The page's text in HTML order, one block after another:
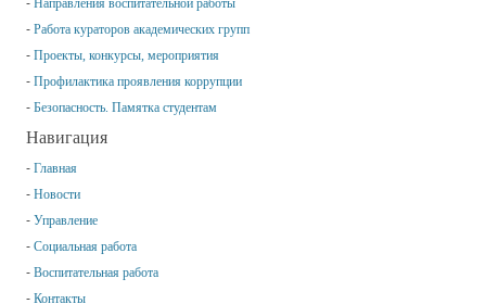
Направления воспитательной работы
Работа кураторов академических групп
Проекты, конкурсы, мероприятия
Профилактика проявления коррупции
Безопасность. Памятка студентам
Навигация
Главная
Новости
Управление
Социальная работа
Воспитательная работа
Контакты